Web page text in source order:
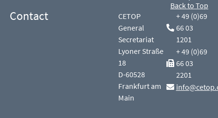
Contact
CETOP
General
Secretariat
Lyoner Straße
18
D-60528
Frankfurt am
Main
+ 49 (0)69
66 03
1201
+ 49 (0)69
66 03
2201
Back to Top